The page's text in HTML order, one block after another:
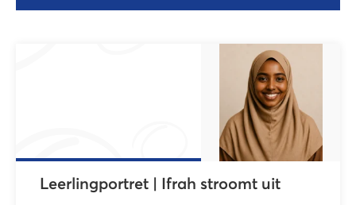
Leerlingportret | Ifrah stroomt uit